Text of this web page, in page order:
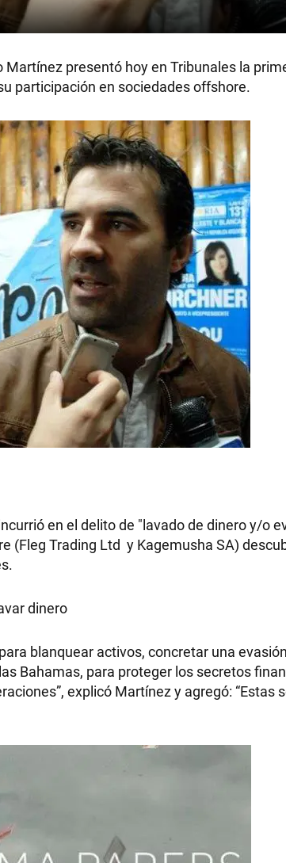
presentó hoy en Tribunales la
participación en sociedades offshore.
en el delito de "lavado de dinero y/o
(Fleg Trading Ltd y Kagemusha SA)
dinero
blanquear activos, concretar una
Bahamas, para proteger los secretos
explicó Martínez y agregó: “Estas
RECETAS
PALABRAS